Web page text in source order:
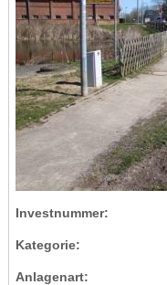
Investnummer
Kategorie
Anlagenart